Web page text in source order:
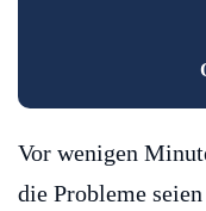
Vor wenigen
die Probleme